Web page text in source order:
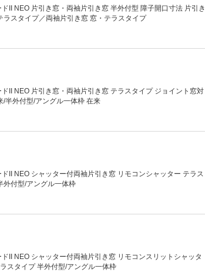
ドII NEO 片引き窓・両袖片引き窓 半外付型 障子開口寸法 片引き
ラスタイプ／両袖片引き窓 窓・テラスタイプ
ドII NEO 片引き窓・両袖片引き窓 テラスタイプ ジョイント窓対
/半外付型/アングル一体枠 在来
ドII NEO シャッター付両袖片引き窓 リモコンシャッター テラス
外付型/アングル一体枠
ドII NEO シャッター付両袖片引き窓 リモコンスリットシャッタ
スタイプ 半外付型/アングル一体枠